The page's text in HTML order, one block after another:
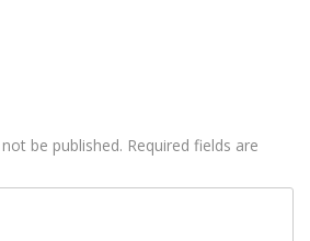
be published. Required fields are